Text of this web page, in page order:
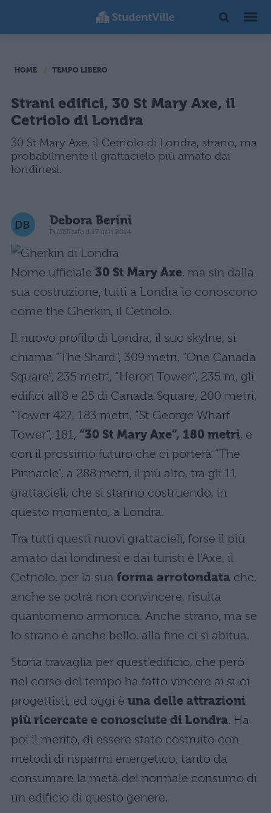
HOME TEMPO LIBERO
Strani edifici, 30 St Mary Axe, il
Cetriolo di Londra
30 St Mary Axe, il Cetriolo di Londra, strano, ma
probabilmente il grattacielo più amato dai
londinesi.
Debora Berini
Pubblicato il 17 gen 2014
Nome ufficiale 30 St Mary Axe, ma sin dalla
sua costruzione, tutti a Londra lo conoscono
come the Gherkin, il Cetriolo.
Il nuovo profilo di Londra, il suo skylne, si
chiama “The Shard“, 309 metri, “One Canada
Square”, 235 metri, “Heron Tower”, 235 m, gli
edifici all’8 e 25 di Canada Square, 200 metri,
“Tower 42?, 183 metri, “St George Wharf
Tower”, 181, “30 St Mary Axe”, 180 metri, e
con il prossimo futuro che ci porterà “The
Pinnacle”, a 288 metri, il più alto, tra gli 11
grattacieli, che si stanno costruendo, in
questo momento, a Londra.
Tra tutti questi nuovi grattacieli, forse il più
amato dai londinesi e dai turisti è l’Axe, il
Cetriolo, per la sua forma arrotondata che,
anche se potrà non convincere, risulta
quantomeno armonica. Anche strano, ma se
lo strano è anche bello, alla fine ci si abitua.
Storia travaglia per quest’edificio, che però
nel corso del tempo ha fatto vincere ai suoi
progettisti, ed oggi è una delle attrazioni
più ricercate e conosciute di Londra. Ha
poi il merito, di essere stato costruito con
metodi di risparmi energetico, tanto da
consumare la metà del normale consumo di
un edificio di questo genere.